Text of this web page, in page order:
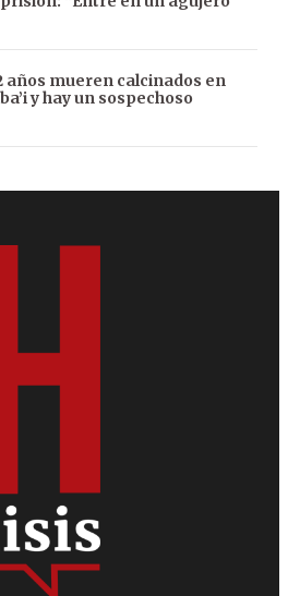
años mueren calcinados en
y hay un sospechoso